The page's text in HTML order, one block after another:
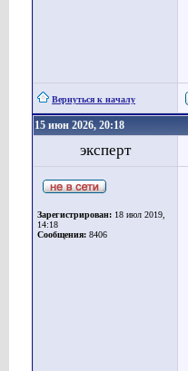
Вернуться к началу
15 июн 2026, 20:18
эксперт
Зарегистрирован: 18 июл 2019,
14:18
Сообщения: 8406